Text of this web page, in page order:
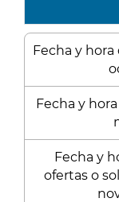
Fecha y hora
Fecha y
Fecha y
ofertas o